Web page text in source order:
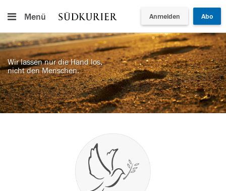
Menü Anmelden Abo
Wir lassen nur die Hand los,
nicht den Menschen.